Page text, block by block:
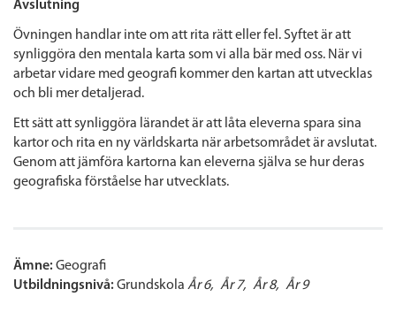
Avslutning
Övningen handlar inte om att rita rätt eller fel. Syftet är att
synliggöra den mentala karta som vi alla bär med oss. När vi
arbetar vidare med geografi kommer den kartan att utvecklas
och bli mer detaljerad.
Ett sätt att synliggöra lärandet är att låta eleverna spara sina
kartor och rita en ny världskarta när arbetsområdet är avslutat.
Genom att jämföra kartorna kan eleverna själva se hur deras
geografiska förståelse har utvecklats.
Ämne: Geografi
Utbildningsnivå: Grundskola År 6 År 7 År 8 År 9